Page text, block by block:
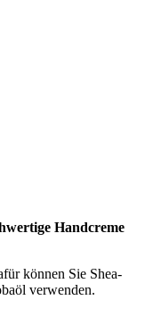
Handcreme
können Sie Shea-
verwenden.